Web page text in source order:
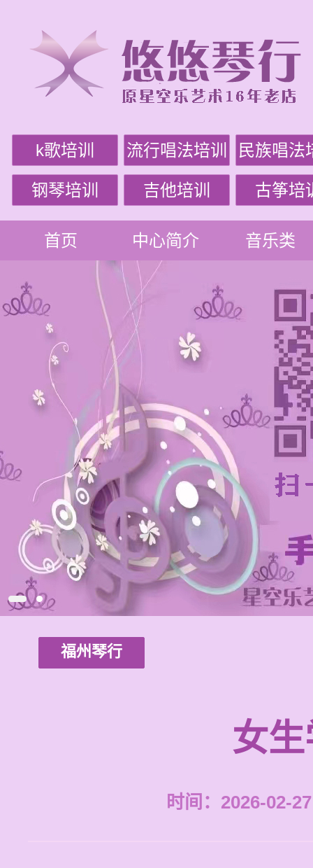
k歌培训 流行唱法培训 民族唱法
钢琴培训 吉他培训 古筝培
首页 中心简介 音乐类
福州琴行
女
时间：2026-02-